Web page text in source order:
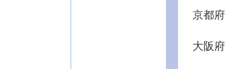
京都府
大阪府